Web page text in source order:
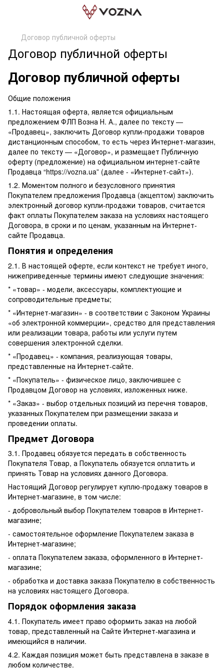
Договор публичной оферты
Договор публичной оферты
Договор публичной оферты
Общие положения
1.1. Настоящая оферта, является официальным
предложением ФЛП Возна Н. А., далее по тексту —
«Продавец», заключить Договор купли-продажи товаров
дистанционным способом, то есть через Интернет-магазин,
далее по тексту — «Договор», и размещает Публичную
оферту (предложение) на официальном интернет-сайте
Продавца “https://vozna.ua” (далее - «Интернет-сайт»).
1.2. Моментом полного и безусловного принятия
Покупателем предложения Продавца (акцептом) заключить
электронный договор купли-продажи товаров, считается
факт оплаты Покупателем заказа на условиях настоящего
Договора, в сроки и по ценам, указанным на Интернет-
сайте Продавца.
Понятия и определения
2.1. В настоящей оферте, если контекст не требует иного,
нижеприведенные термины имеют следующие значения:
* «товар» - модели, аксессуары, комплектующие и
сопроводительные предметы;
* «Интернет-магазин» - в соответствии с Законом Украины
«об электронной коммерции», средство для представления
или реализации товара, работы или услуги путем
совершения электронной сделки.
* «Продавец» - компания, реализующая товары,
представленные на Интернет-сайте.
* «Покупатель» - физическое лицо, заключившее с
Продавцом Договор на условиях, изложенных ниже.
* «Заказ» - выбор отдельных позиций из перечня товаров,
указанных Покупателем при размещении заказа и
проведении оплаты.
Предмет Договора
3.1. Продавец обязуется передать в собственность
Покупателя Товар, а Покупатель обязуется оплатить и
принять Товар на условиях данного Договора.
Настоящий Договор регулирует куплю-продажу товаров в
Интернет-магазине, в том числе:
- добровольный выбор Покупателем товаров в Интернет-
магазине;
- самостоятельное оформление Покупателем заказа в
Интернет-магазине;
- оплата Покупателем заказа, оформленного в Интернет-
магазине;
- обработка и доставка заказа Покупателю в собственность
на условиях настоящего Договора.
Порядок оформления заказа
4.1. Покупатель имеет право оформить заказ на любой
товар, представленный на Сайте Интернет-магазина и
имеющийся в наличии.
4.2. Каждая позиция может быть представлена в заказе в
любом количестве.